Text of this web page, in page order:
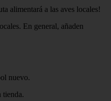
alimentará a las aves locales!
En general, añaden
nuevo.
tienda.